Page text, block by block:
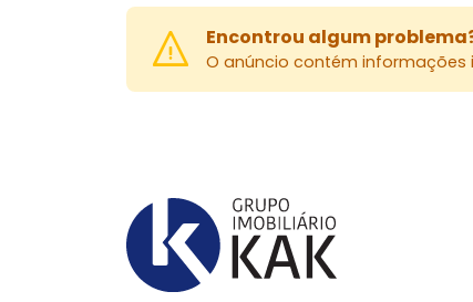
Encontrou algum
O anúncio contém informações